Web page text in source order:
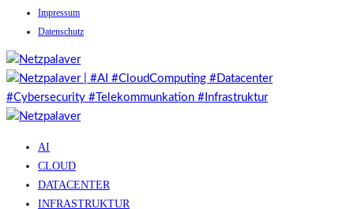
Impressum
Datenschutz
AI
CLOUD
DATACENTER
INFRASTRUKTUR